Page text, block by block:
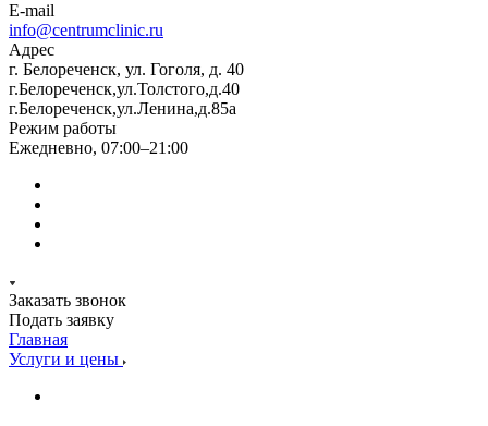
E-mail
info@centrumclinic.ru
Адрес
г. Белореченск, ул. Гоголя, д. 40
г.Белореченск,ул.Толстого,д.40
г.Белореченск,ул.Ленина,д.85а
Режим работы
Ежедневно, 07:00–21:00
Заказать звонок
Подать заявку
Главная
Услуги и цены